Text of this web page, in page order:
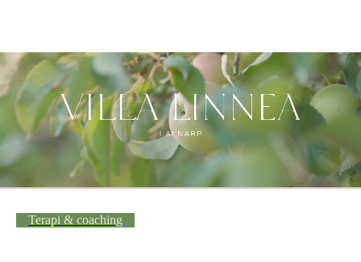
Terapi & coaching